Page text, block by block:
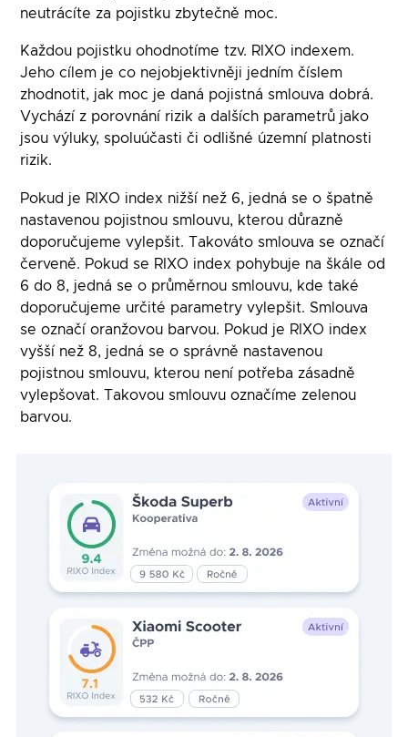
neutrácíte za pojistku zbytečně moc.
Každou pojistku ohodnotíme tzv. RIXO indexem.
Jeho cílem je co nejobjektivněji jedním číslem
zhodnotit, jak moc je daná pojistná smlouva dobrá.
Vychází z porovnání rizik a dalších parametrů jako
jsou výluky, spoluúčasti či odlišné územní platnosti
rizik.
Pokud je RIXO index nižší než 6, jedná se o špatně
nastavenou pojistnou smlouvu, kterou důrazně
doporučujeme vylepšit. Takováto smlouva se označí
červeně. Pokud se RIXO index pohybuje na škále od
6 do 8, jedná se o průměrnou smlouvu, kde také
doporučujeme určité parametry vylepšit. Smlouva
se označí oranžovou barvou. Pokud je RIXO index
vyšší než 8, jedná se o správně nastavenou
pojistnou smlouvu, kterou není potřeba zásadně
vylepšovat. Takovou smlouvu označíme zelenou
barvou.